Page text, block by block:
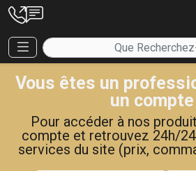
Vous êtes un
un compte
Pour accéder à nos
compte et retrouvez 24h/
services du site (prix,